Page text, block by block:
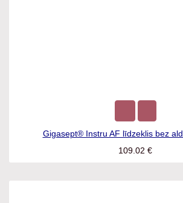
Gigasept® Instru AF līdzeklis bez
109.02 €